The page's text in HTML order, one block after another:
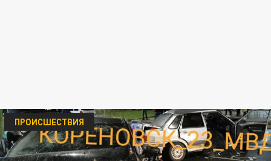
ПРОИСШЕСТВИЯ